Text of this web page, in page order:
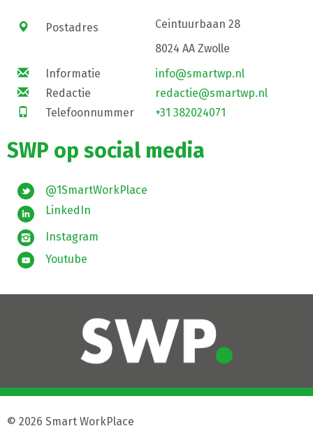
Postadres
Ceintuurbaan 28
8024 AA Zwolle
Informatie
info@smartwp.nl
Redactie
redactie@smartwp.nl
Telefoonnummer
+31 382024071
SWP op social media
@1SmartWorkPlace
LinkedIn
Instagram
Youtube
© 2026 Smart WorkPlace